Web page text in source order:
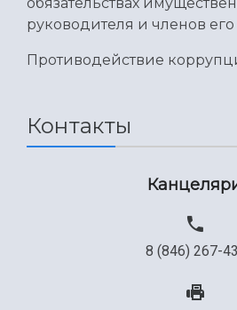
руководителя и членов
Противодействие
Контакты
8 (846) 267-